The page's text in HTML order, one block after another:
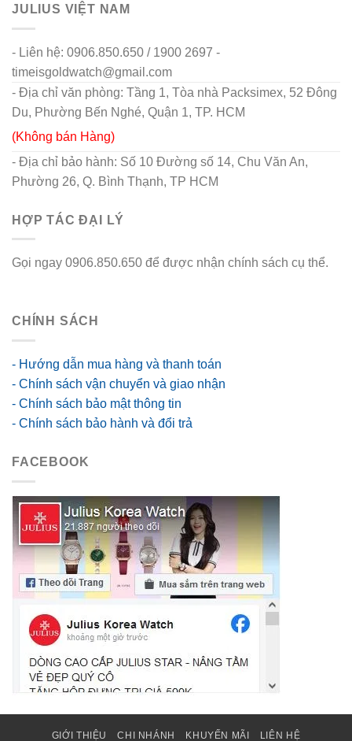
JULIUS VIỆT NAM
- Liên hệ: 0906.850.650 / 1900 2697 -
timeisgoldwatch@gmail.com
- Địa chỉ văn phòng: Tầng 1, Tòa nhà Packsimex, 52 Đông
Du, Phường Bến Nghé, Quận 1, TP. HCM
(Không bán Hàng)
- Địa chỉ bảo hành: Số 10 Đường số 14, Chu Văn An,
Phường 26, Q. Bình Thạnh, TP HCM
HỢP TÁC ĐẠI LÝ
Gọi ngay 0906.850.650 để được nhận chính sách cụ thể.
CHÍNH SÁCH
- Hướng dẫn mua hàng và thanh toán
- Chính sách vận chuyển và giao nhận
- Chính sách bảo mật thông tin
- Chính sách bảo hành và đổi trả
FACEBOOK
GIỚI THIỆU CHI NHÁNH KHUYẾN MÃI LIÊN HỆ